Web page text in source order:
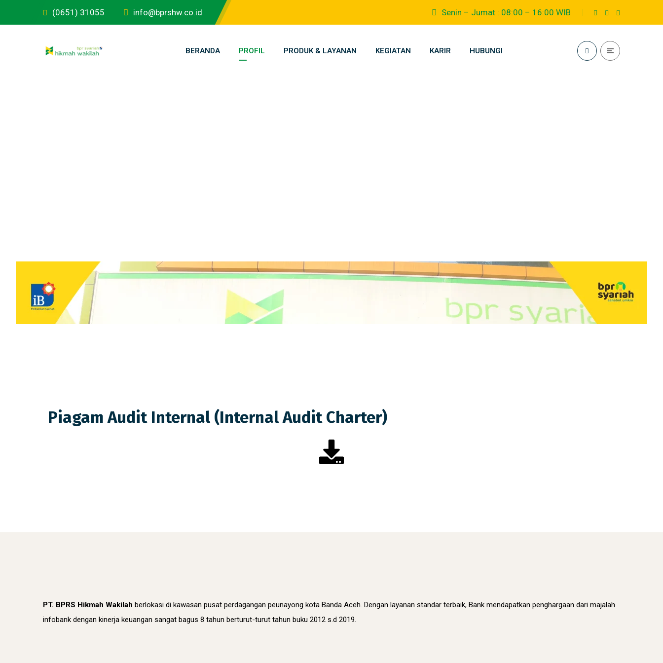
(0651) 31055 info@bprshw.co.id Senin – Jumat : 08:00 – 16:00 WIB
BERANDA PROFIL PRODUK & LAYANAN KEGIATAN KARIR HUBUNGI
Piagam Audit Internal (Internal Audit Charter)
PT. BPRS Hikmah Wakilah berlokasi di kawasan pusat perdagangan peunayong kota Banda Aceh. Dengan layanan standar terbaik, Bank mendapatkan penghargaan dari majalah
infobank dengan kinerja keuangan sangat bagus 8 tahun berturut-turut tahun buku 2012 s.d 2019.